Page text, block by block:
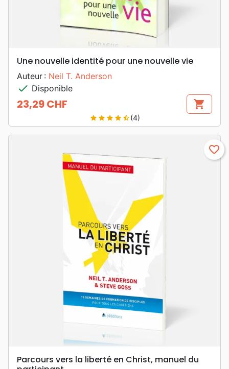
Une nouvelle identité pour une nouvelle vie
Auteur : Neil T. Anderson
check Disponible
Prix
23,29 CHF shopping_cart
star star star star star_half(4)
favorite_border
Parcours vers la liberté en Christ, manuel du